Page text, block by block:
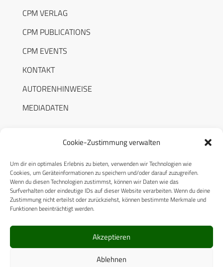
Cookie-Zustimmung verwalten
Um dir ein optimales Erlebnis zu bieten, verwenden wir Technologien wie
Cookies, um Geräteinformationen zu speichern und/oder darauf zuzugreifen.
Wenn du diesen Technologien zustimmst, können wir Daten wie das
Surfverhalten oder eindeutige IDs auf dieser Website verarbeiten. Wenn du deine
Zustimmung nicht erteilst oder zurückziehst, können bestimmte Merkmale und
Funktionen beeinträchtigt werden.
Akzeptieren
Ablehnen
CPM VERLAG
CPM PUBLICATIONS
CPM EVENTS
KONTAKT
AUTORENHINWEISE
MEDIADATEN
RECHTLICHES
Datenschutzerklärung
Cookie-Richtlinie (EU)